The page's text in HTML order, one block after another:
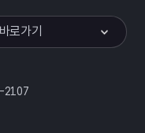
로가기
2107